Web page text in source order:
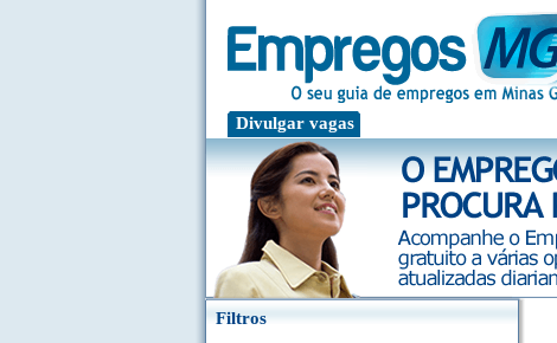
Divulgar vagas
Filtros